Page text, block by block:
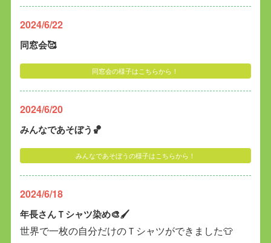
2024/6/22
同窓会🥰
同窓会の様子はこちらから！
2024/6/20
みんなであそぼう🏀
みんなであそぼうの様子はこちらから！
2024/6/18
年長さんＴシャツ染め🎨🖌️
世界で一枚の自分だけのＴシャツができました👕